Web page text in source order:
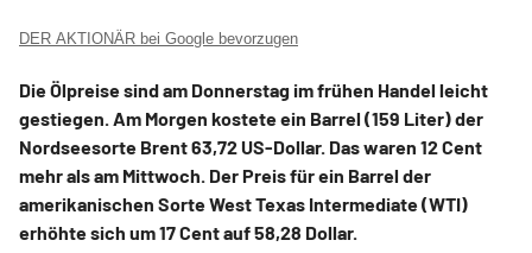
DER AKTIONÄR bei Google bevorzugen
Die Ölpreise sind am Donnerstag im frühen Handel leicht
gestiegen. Am Morgen kostete ein Barrel (159 Liter) der
Nordseesorte Brent 63,72 US-Dollar. Das waren 12 Cent
mehr als am Mittwoch. Der Preis für ein Barrel der
amerikanischen Sorte West Texas Intermediate (WTI)
erhöhte sich um 17 Cent auf 58,28 Dollar.